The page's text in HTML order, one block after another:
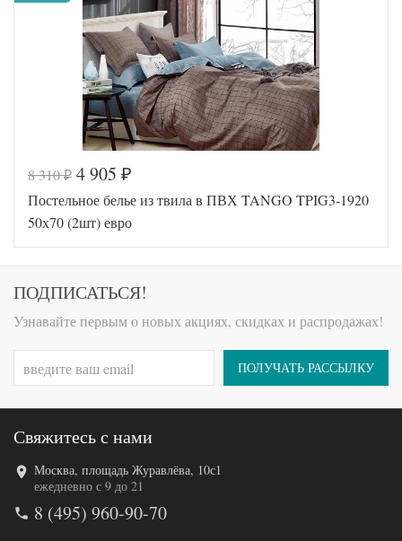
50х70
(2шт)
Производитель
Tango
(Китай)
Код товара
578-260
Артикул
TT9581
Размер
пододеяльника
Размер
простыни
230х250
Размер
50х70
Tango
(Китай)
Код товара
573-226
Артикул
05
8 310₽ 4 905 ₽
Постельное белье из твила в ПВХ TANGO TPIG3-1920
50х70 (2шт) евро
ПОДПИСАТЬСЯ!
Узнавайте первым о новых акциях, скидках и распродажах!
ПОЛУЧАТЬ РАССЫЛКУ
Свяжитесь с нами
Москва, площадь Журавлёва, 10с1
ежедневно с 9 до 21
8 (495) 960-90-70